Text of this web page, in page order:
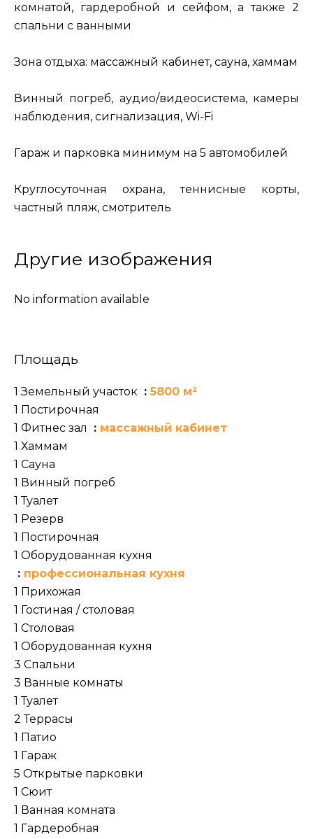
комнатой, гардеробной и сейфом, а также 2
спальни с ванными
Зона отдыха: массажный кабинет, сауна, хаммам
Винный погреб, аудио/видеосистема, камеры
наблюдения, сигнализация, Wi-Fi
Гараж и парковка минимум на 5 автомобилей
Круглосуточная охрана, теннисные корты,
частный пляж, смотритель
Другие изображения
No information available
Площадь
1 Земельный участок
5800 м²
1 Постирочная
1 Фитнес зал
массажный кабинет
1 Хаммам
1 Сауна
1 Винный погреб
1 Туалет
1 Резерв
1 Постирочная
1 Оборудованная кухня
профессиональная кухня
1 Прихожая
1 Гостиная / столовая
1 Столовая
1 Оборудованная кухня
3 Спальни
3 Ванные комнаты
1 Туалет
2 Террасы
1 Патио
1 Гараж
5 Открытые парковки
1 Сюит
1 Ванная комната
1 Гардеробная